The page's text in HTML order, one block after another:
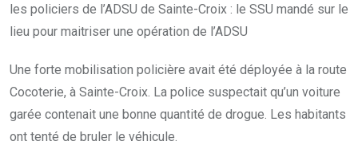
les policiers de l’ADSU de Sainte-Croix : le SSU mandé sur le
lieu pour maitriser une opération de l’ADSU
Une forte mobilisation policière avait été déployée à la route
Cocoterie, à Sainte-Croix. La police suspectait qu’un voiture
garée contenait une bonne quantité de drogue. Les habitants
ont tenté de bruler le véhicule.